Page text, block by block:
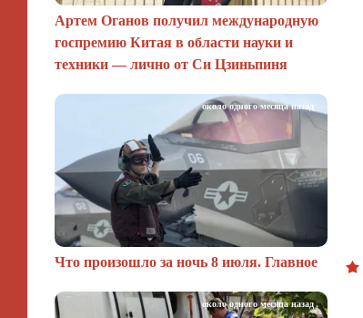
Артем Оганов получил международную
госпремию Китая в области науки и
техники — лично от Си Цзиньпиня
Что произошло за ночь 8 июля. Главное
около одного месяца назад
около одного месяца назад